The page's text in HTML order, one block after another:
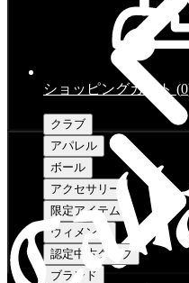
ショッピングカート (0
クラブ
アパレル
ボール
アクセサリー
限定アイテム
ウィメンズ
認定中古クラブ
ブランド